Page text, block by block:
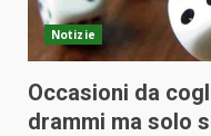
Notizie
Occasioni da
drammi ma solo